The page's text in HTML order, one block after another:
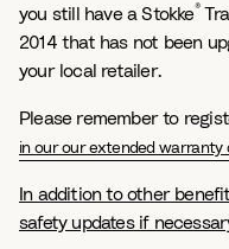
you still have a Stokke®
2014 that has not been
your local retailer.
Please remember to
in our our extended warranty
In addition to other
safety updates if